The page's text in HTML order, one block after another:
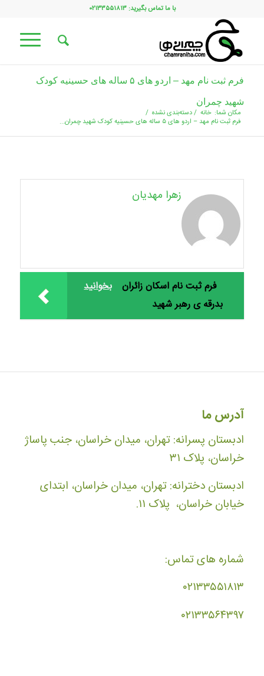
با ما تماس بگیرید: ۰۲۱۳۳۵۵۱۸۱۳
فرم ثبت نام مهد – اردو های ۵ ساله های حسینیه کودک
شهید چمران
مکان شما: خانه /دسته‌بندی نشده /
فرم ثبت نام مهد – اردو های ۵ ساله های حسینیه کودک شهید چمران...
زهرا مهدیان
بخوانید
فرم ثبت نام اسکان زائران
بدرقه ی رهبر شهید
آدرس ما
ادبستان پسرانه: تهران، میدان خراسان، جنب پاساژ
خراسان، پلاک ۳۱
ادبستان دخترانه: تهران، میدان خراسان، ابتدای
خیابان خراسان، پلاک ۱۱.
شماره های تماس:
۰۲۱۳۳۵۵۱۸۱۳
۰۲۱۳۳۵۶۴۳۹۷